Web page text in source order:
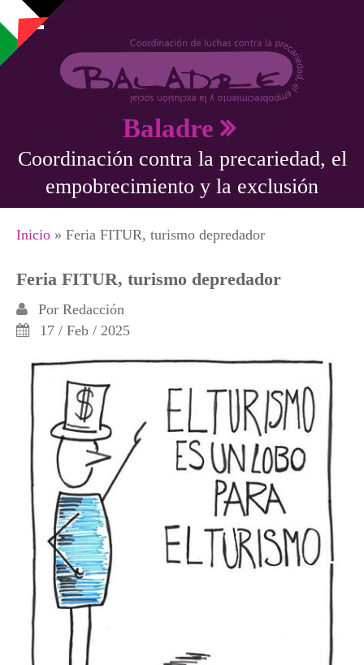
Pasar al contenido principal
Baladre
Coordinación contra la precariedad, el
empobrecimiento y la exclusión
Se encuentra usted aquí
Inicio » Feria FITUR, turismo depredador
Feria FITUR, turismo depredador
Por Redacción
17 / Feb / 2025